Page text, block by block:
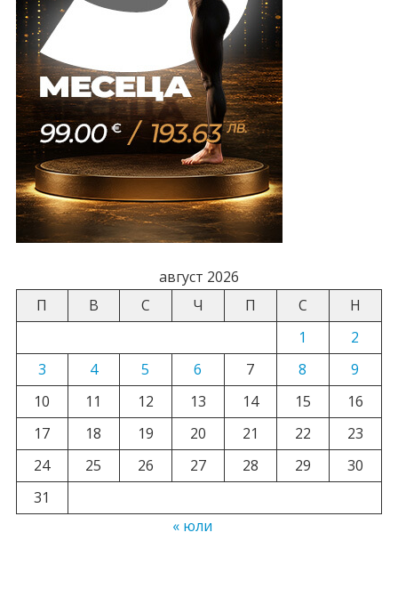
август 2026
П
В С Ч П С
Н
1
2
3
4 5 6 7 8
9
10
11 12 13 14 15
16
17
18 19 20 21 22
23
24
25 26 27 28 29
30
31
« юли